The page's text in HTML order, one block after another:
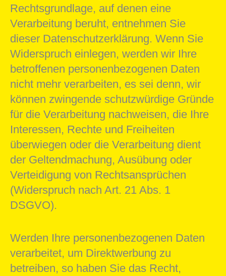
Rechtsgrundlage, auf denen eine
Verarbeitung beruht, entnehmen Sie
dieser Datenschutzerklärung. Wenn Sie
Widerspruch einlegen, werden wir Ihre
betroffenen personenbezogenen Daten
nicht mehr verarbeiten, es sei denn, wir
können zwingende schutzwürdige Gründe
für die Verarbeitung nachweisen, die Ihre
Interessen, Rechte und Freiheiten
überwiegen oder die Verarbeitung dient
der Geltendmachung, Ausübung oder
Verteidigung von Rechtsansprüchen
(Widerspruch nach Art. 21 Abs. 1
DSGVO).
Werden Ihre personenbezogenen Daten
verarbeitet, um Direktwerbung zu
betreiben, so haben Sie das Recht,